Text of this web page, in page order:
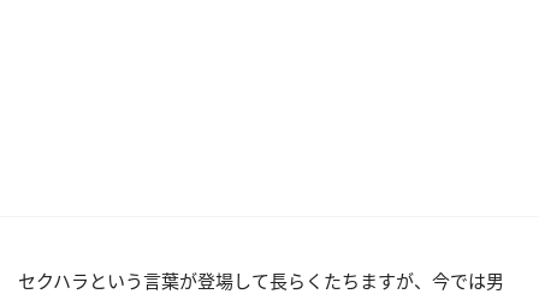
セクハラという言葉が登場して長らくたちますが、今では男